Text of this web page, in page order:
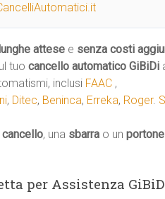
attese e senza costi
tuo cancello automatico GiBiDi
inclusi FAAC ,
, Ditec, Beninca, Erreka, Roger.
cancello, una sbarra o un
per Assistenza